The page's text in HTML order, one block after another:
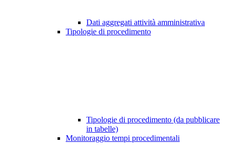
Dati aggregati attività amministrativa
Tipologie di procedimento
Tipologie di procedimento (da pubblicare
in tabelle)
Monitoraggio tempi procedimentali